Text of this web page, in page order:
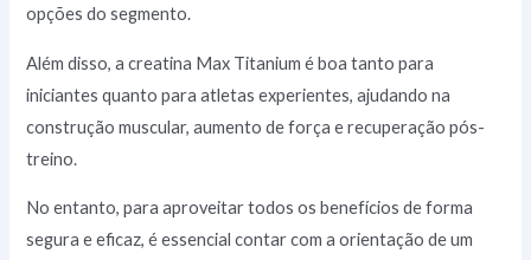
opções do segmento.
Além disso, a creatina Max Titanium é boa tanto para
iniciantes quanto para atletas experientes, ajudando na
construção muscular, aumento de força e recuperação pós-
treino.
No entanto, para aproveitar todos os benefícios de forma
segura e eficaz, é essencial contar com a orientação de um